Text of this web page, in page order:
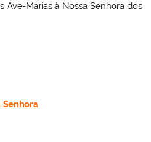
Ave-Marias à Nossa Senhora dos
Senhora